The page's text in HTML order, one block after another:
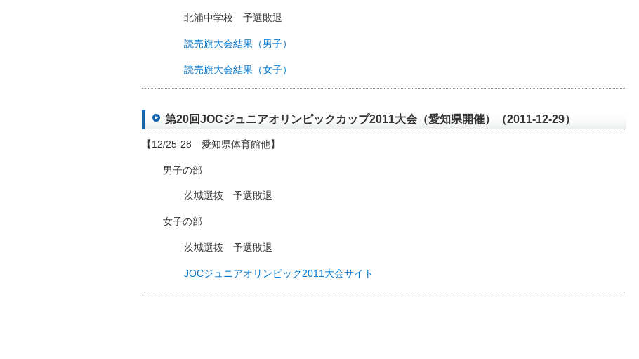
北浦中学校 予選敗退
読売旗大会結果（男子）
読売旗大会結果（女子）
第20回JOCジュニアオリンピックカップ2011大会（愛知県開催）（2011-12-29）
【12/25-28 愛知県体育館他】
男子の部
茨城選抜 予選敗退
女子の部
茨城選抜 予選敗退
JOCジュニアオリンピック2011大会サイト